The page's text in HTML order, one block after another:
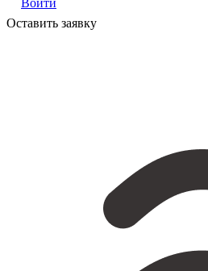
Войти
Оставить заявку